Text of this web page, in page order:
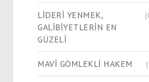
LİDERİ YENMEK,
GALİBİYETLERİN EN
GÜZELİ
MAVİ GÖMLEKLİ HAKEM